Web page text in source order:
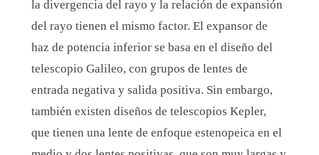
la divergencia del rayo y la relación de expansión
del rayo tienen el mismo factor. El expansor de
haz de potencia inferior se basa en el diseño del
telescopio Galileo, con grupos de lentes de
entrada negativa y salida positiva. Sin embargo,
también existen diseños de telescopios Kepler,
que tienen una lente de enfoque estenopeica en el